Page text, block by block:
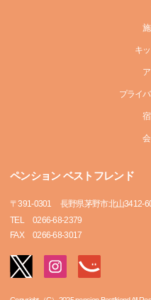
キ
プライ
ペンション ベストフレンド
〒391-0301
長野県茅野市北山3412-
TEL
0266-68-2379
FAX
0266-68-3017